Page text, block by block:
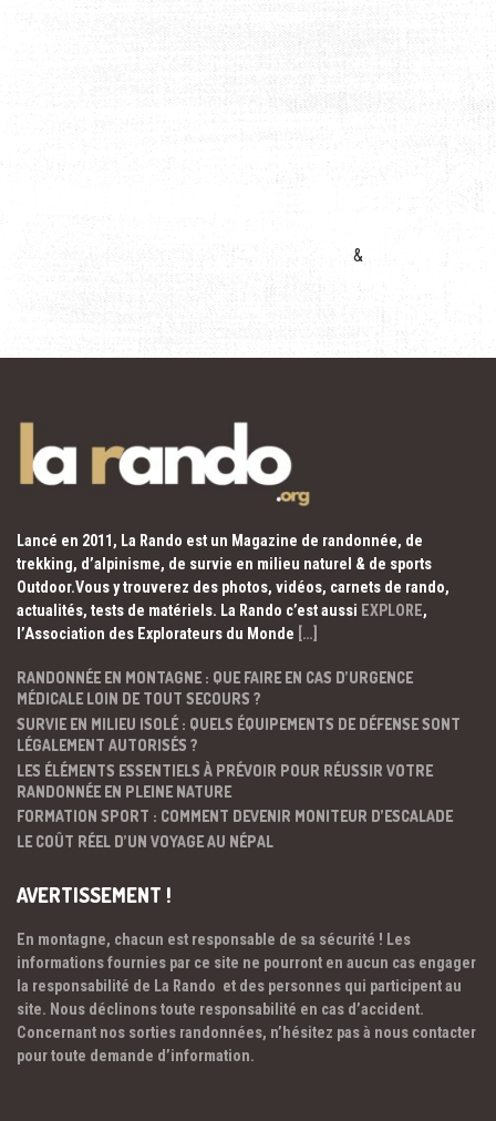
&
Lancé en 2011, La Rando est un Magazine de randonnée, de
trekking, d’alpinisme, de survie en milieu naturel & de sports
Outdoor.Vous y trouverez des photos, vidéos, carnets de rando,
actualités, tests de matériels. La Rando c’est aussi EXPLORE,
l’Association des Explorateurs du Monde […]
RANDONNÉE EN MONTAGNE : QUE FAIRE EN CAS D’URGENCE
MÉDICALE LOIN DE TOUT SECOURS ?
SURVIE EN MILIEU ISOLÉ : QUELS ÉQUIPEMENTS DE DÉFENSE SONT
LÉGALEMENT AUTORISÉS ?
LES ÉLÉMENTS ESSENTIELS À PRÉVOIR POUR RÉUSSIR VOTRE
RANDONNÉE EN PLEINE NATURE
FORMATION SPORT : COMMENT DEVENIR MONITEUR D’ESCALADE
LE COÛT RÉEL D’UN VOYAGE AU NÉPAL
AVERTISSEMENT !
En montagne, chacun est responsable de sa sécurité ! Les
informations fournies par ce site ne pourront en aucun cas engager
la responsabilité de La Rando et des personnes qui participent au
site. Nous déclinons toute responsabilité en cas d’accident.
Concernant nos sorties randonnées, n’hésitez pas à nous contacter
pour toute demande d’information.